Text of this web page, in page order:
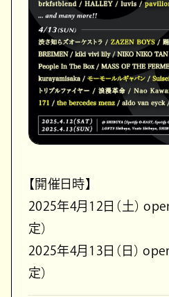
【開催日時】
2025年4月12日（土）
定）
2025年4月13日（日）
定）